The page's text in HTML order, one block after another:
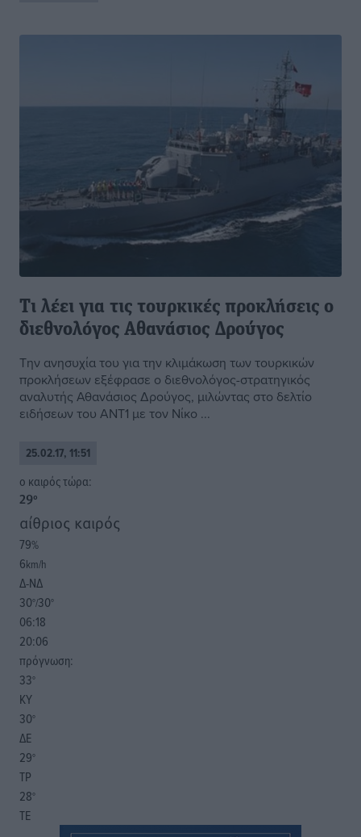
Τι λέει για τις τουρκικές προκλήσεις ο
διεθνολόγος Αθανάσιος Δρούγος
Την ανησυχία του για την κλιμάκωση των τουρκικών
προκλήσεων εξέφρασε ο διεθνολόγος-στρατηγικός
αναλυτής Αθανάσιος Δρούγος, μιλώντας στο δελτίο
ειδήσεων του ΑΝΤ1 με τον Νίκο ...
25.02.17, 11:51
o καιρός τώρα:
29°
αίθριος καιρός
79%
6km/h
Δ-ΝΔ
30°/30°
06:18
20:06
πρόγνωση:
33°
ΚΥ
30°
ΔΕ
29°
ΤΡ
28°
ΤΕ